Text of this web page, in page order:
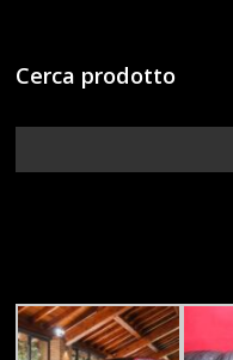
Cerca prodotto